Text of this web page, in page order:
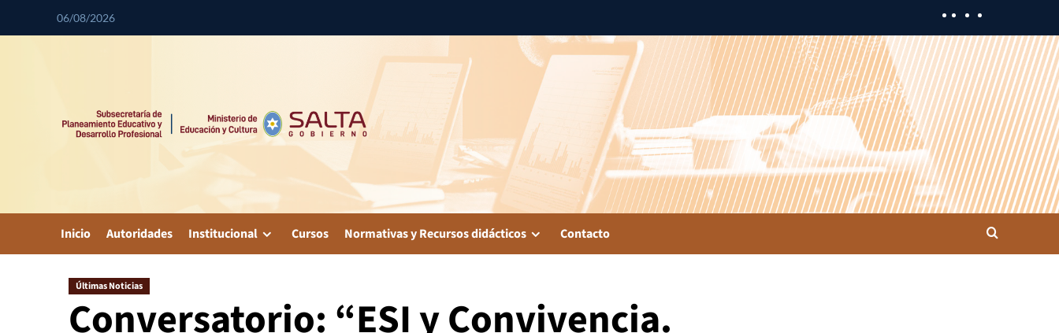
06/08/2026
Inicio Autoridades Institucional Cursos Normativas y Recursos didácticos Contacto
Últimas Noticias
Conversatorio: “ESI y Convivencia.